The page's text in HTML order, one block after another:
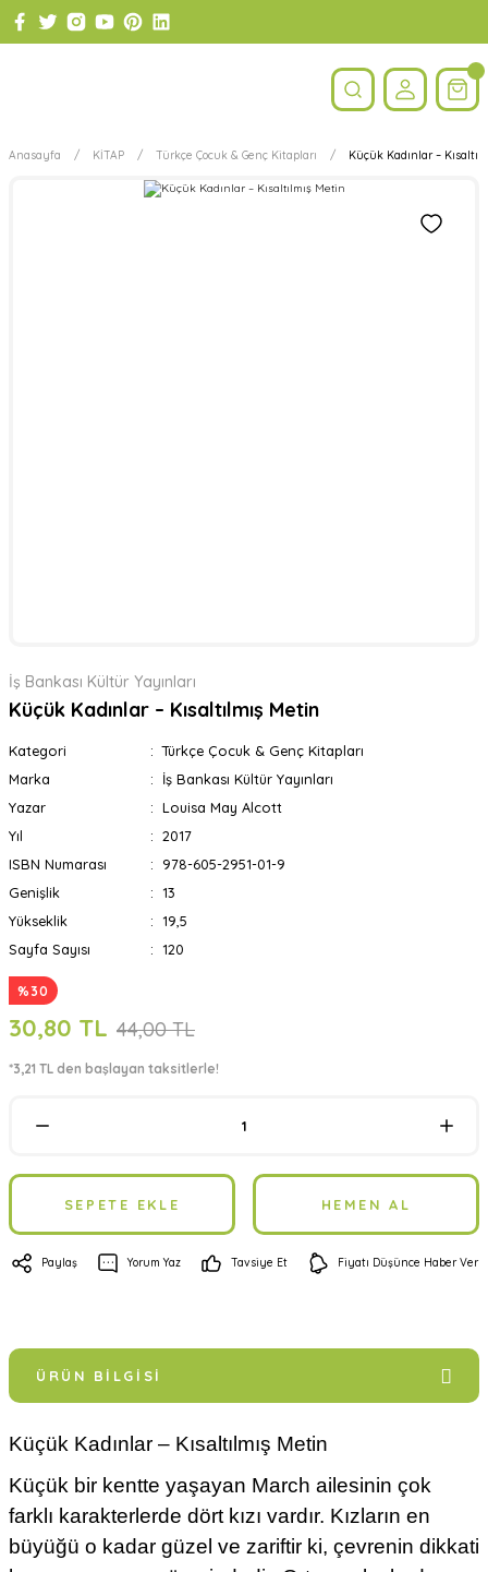
Anasayfa KİTAP Türkçe Çocuk & Genç Kitapları Küçük Kadınlar –
İş Bankası Kültür Yayınları
Küçük Kadınlar – Kısaltılmış Metin
Kategori
Türkçe Çocuk & Genç Kitapları
Marka
İş Bankası Kültür Yayınları
Yazar
Louisa May Alcott
Yıl
2017
ISBN Numarası
978-605-2951-01-9
Genişlik
13
Yükseklik
19,5
Sayfa Sayısı
120
%30
30,80 TL 44,00 TL
*3,21 TL den başlayan taksitlerle!
SEPETE EKLE HEMEN AL
Paylaş Yorum Yaz Tavsiye Et Fiyatı Düşünce Haber Ver
ÜRÜN BILGISI
Küçük Kadınlar – Kısaltılmış Metin
Küçük bir kentte yaşayan March ailesinin çok
farklı karakterlerde dört kızı vardır. Kızların en
büyüğü o kadar güzel ve zariftir ki, çevrenin dikkati